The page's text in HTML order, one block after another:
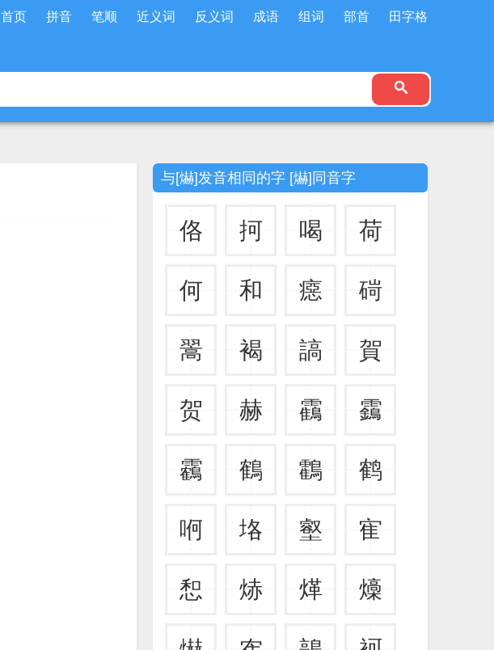
首页 拼音 笔顺 近义词 反义词 成语 组词 部首 田字格
与[爀]发音相同的字 [爀]同音字
佫 抲 喝 荷
何 和 癋 碋
翯 褐 謞 賀
贺 赫 靍 靎
靏 鶴 鸖 鹤
哬 垎 壑 寉
惒 焃 煂 燺